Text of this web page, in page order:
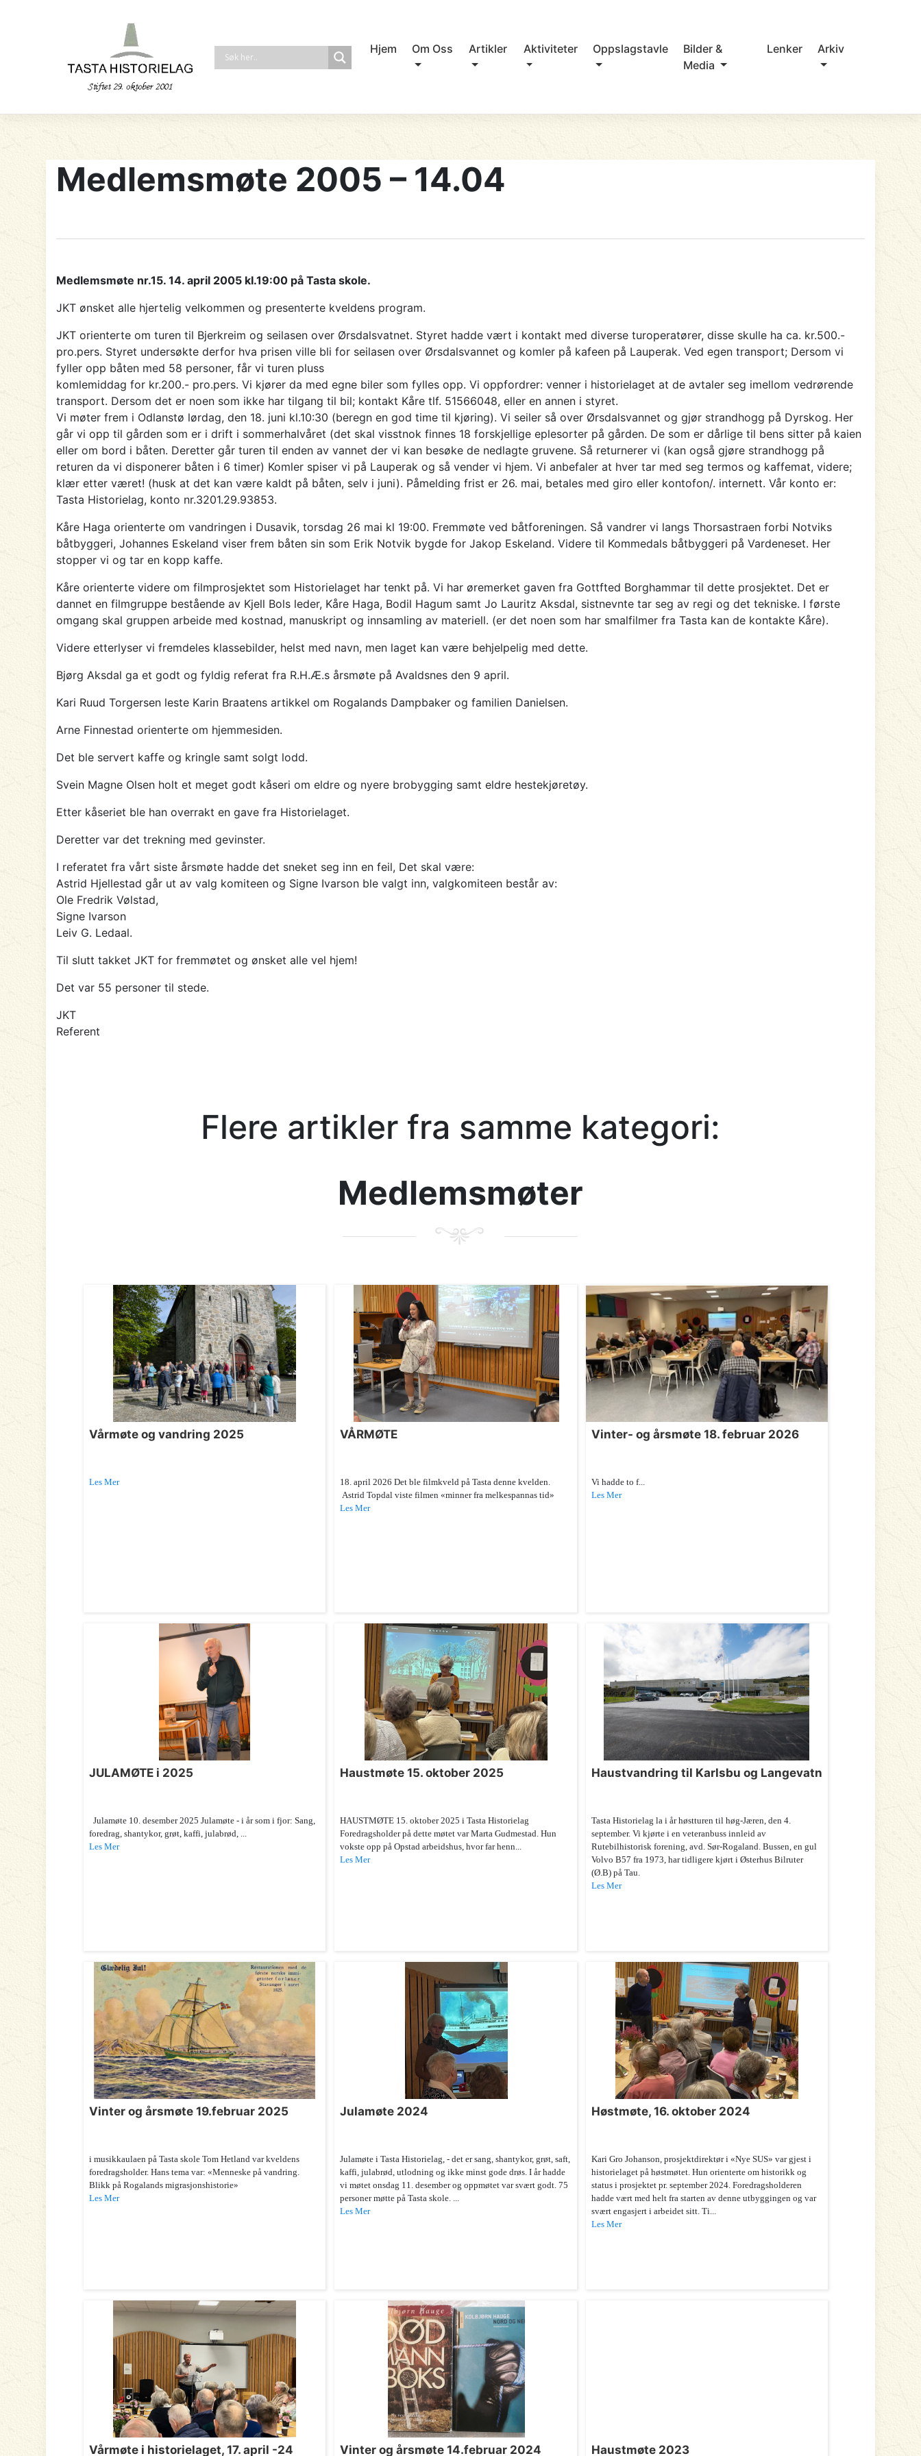
Hjem Om Oss Artikler Aktiviteter Oppslagstavle
Bilder &
Media
Lenker Arkiv
Medlemsmøte 2005 – 14.04
Medlemsmøte nr.15. 14. april 2005 kI.19:00 på Tasta skole.
JKT ønsket alle hjertelig velkommen og presenterte kveldens program.
JKT orienterte om turen til Bjerkreim og seilasen over Ørsdalsvatnet. Styret hadde vært i kontakt med diverse turoperatører, disse skulle ha ca. kr.500.-
pro.pers. Styret undersøkte derfor hva prisen ville bli for seilasen over Ørsdalsvannet og komler på kafeen på Lauperak. Ved egen transport; Dersom vi
fyller opp båten med 58 personer, får vi turen pluss
komlemiddag for kr.200.- pro.pers. Vi kjører da med egne biler som fylles opp. Vi oppfordrer: venner i historielaget at de avtaler seg imellom vedrørende
transport. Dersom det er noen som ikke har tilgang til bil; kontakt Kåre tlf. 51566048, eller en annen i styret.
Vi møter frem i Odlanstø lørdag, den 18. juni kl.10:30 (beregn en god time til kjøring). Vi seiler så over Ørsdalsvannet og gjør strandhogg på Dyrskog. Her
går vi opp til gården som er i drift i sommerhalvåret (det skal visstnok finnes 18 forskjellige eplesorter på gården. De som er dårlige til bens sitter på kaien
eller om bord i båten. Deretter går turen til enden av vannet der vi kan besøke de nedlagte gruvene. Så returnerer vi (kan også gjøre strandhogg på
returen da vi disponerer båten i 6 timer) Komler spiser vi på Lauperak og så vender vi hjem. Vi anbefaler at hver tar med seg termos og kaffemat, videre;
klær etter været! (husk at det kan være kaldt på båten, selv i juni). Påmelding frist er 26. mai, betales med giro eller kontofon/. internett. Vår konto er:
Tasta Historielag, konto nr.3201.29.93853.
Kåre Haga orienterte om vandringen i Dusavik, torsdag 26 mai kl 19:00. Fremmøte ved båtforeningen. Så vandrer vi langs Thorsastraen forbi Notviks
båtbyggeri, Johannes Eskeland viser frem båten sin som Erik Notvik bygde for Jakop Eskeland. Videre til Kommedals båtbyggeri på Vardeneset. Her
stopper vi og tar en kopp kaffe.
Kåre orienterte videre om filmprosjektet som Historielaget har tenkt på. Vi har øremerket gaven fra Gottfted Borghammar til dette prosjektet. Det er
dannet en filmgruppe bestående av Kjell Bols leder, Kåre Haga, Bodil Hagum samt Jo Lauritz Aksdal, sistnevnte tar seg av regi og det tekniske. I første
omgang skal gruppen arbeide med kostnad, manuskript og innsamling av materiell. (er det noen som har smalfilmer fra Tasta kan de kontakte Kåre).
Videre etterlyser vi fremdeles klassebilder, helst med navn, men laget kan være behjelpelig med dette.
Bjørg Aksdal ga et godt og fyldig referat fra R.H.Æ.s årsmøte på Avaldsnes den 9 april.
Kari Ruud Torgersen leste Karin Braatens artikkel om Rogalands Dampbaker og familien Danielsen.
Arne Finnestad orienterte om hjemmesiden.
Det ble servert kaffe og kringle samt solgt lodd.
Svein Magne Olsen holt et meget godt kåseri om eldre og nyere brobygging samt eldre hestekjøretøy.
Etter kåseriet ble han overrakt en gave fra Historielaget.
Deretter var det trekning med gevinster.
I referatet fra vårt siste årsmøte hadde det sneket seg inn en feil, Det skal være:
Astrid Hjellestad går ut av valg komiteen og Signe Ivarson ble valgt inn, valgkomiteen består av:
Ole Fredrik Vølstad,
Signe Ivarson
Leiv G. Ledaal.
Til slutt takket JKT for fremmøtet og ønsket alle vel hjem!
Det var 55 personer til stede.
JKT
Referent
Flere artikler fra samme kategori:
Medlemsmøter
Vårmøte og vandring 2025
Les Mer
VÅRMØTE
18. april 2026 Det ble filmkveld på Tasta denne kvelden.
Astrid Topdal viste filmen «minner fra melkespannas tid»
Les Mer
Vinter- og årsmøte 18. februar 2026
Vi hadde to f...
Les Mer
JULAMØTE i 2025
Julamøte 10. desember 2025 Julamøte - i år som i fjor: Sang,
foredrag, shantykor, grøt, kaffi, julabrød, ...
Les Mer
Haustmøte 15. oktober 2025
HAUSTMØTE 15. oktober 2025 i Tasta Historielag
Foredragsholder på dette møtet var Marta Gudmestad. Hun
vokste opp på Opstad arbeidshus, hvor far henn...
Les Mer
Haustvandring til Karlsbu og Langevatn
Tasta Historielag la i år høstturen til høg-Jæren, den 4.
september. Vi kjørte i en veteranbuss innleid av
Rutebilhistorisk forening, avd. Sør-Rogaland. Bussen, en gul
Volvo B57 fra 1973, har tidligere kjørt i Østerhus Bilruter
(Ø.B) på Tau.
Les Mer
Vinter og årsmøte 19.februar 2025
i musikkaulaen på Tasta skole Tom Hetland var kveldens
foredragsholder. Hans tema var: «Menneske på vandring.
Blikk på Rogalands migrasjonshistorie»
Les Mer
Julamøte 2024
Julamøte i Tasta Historielag, - det er sang, shantykor, grøt, saft,
kaffi, julabrød, utlodning og ikke minst gode drøs. I år hadde
vi møtet onsdag 11. desember og oppmøtet var svært godt. 75
personer møtte på Tasta skole. ...
Les Mer
Høstmøte, 16. oktober 2024
Kari Gro Johanson, prosjektdirektør i «Nye SUS» var gjest i
historielaget på høstmøtet. Hun orienterte om historikk og
status i prosjektet pr. september 2024. Foredragsholderen
hadde vært med helt fra starten av denne utbyggingen og var
svært engasjert i arbeidet sitt. Ti...
Les Mer
Vårmøte i historielaget, 17. april -24 Vinter og årsmøte 14.februar 2024 Haustmøte 2023